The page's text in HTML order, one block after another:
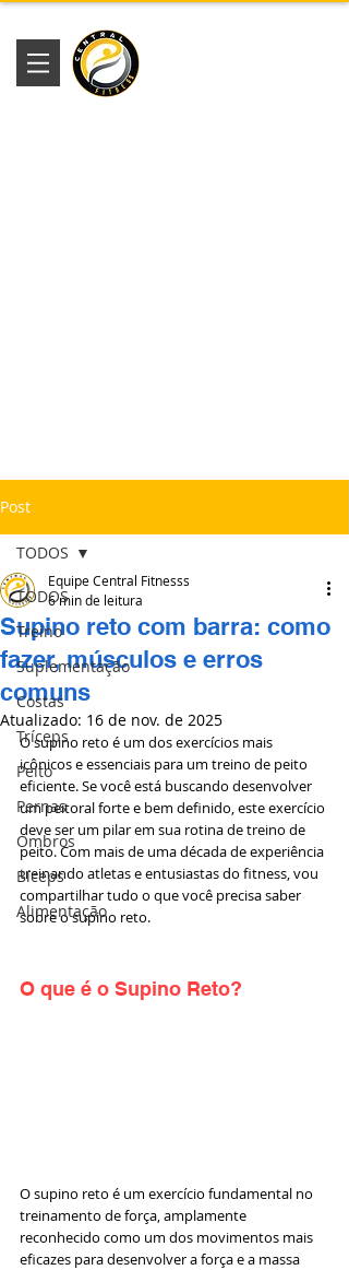
Post
TODOS
Treino
Suplementação
Costas
Tríceps
Peito
Pernas
Ombros
Bíceps
Alimentação
TODOS
Supino reto com barra: como
fazer, músculos e erros
comuns
Equipe Central Fitnesss
6 min de leitura
Atualizado: 16 de nov. de 2025
O supino reto é um dos exercícios mais
icônicos e essenciais para um treino de peito
eficiente. Se você está buscando desenvolver
um peitoral forte e bem definido, este exercício
deve ser um pilar em sua rotina de treino de
peito. Com mais de uma década de experiência
treinando atletas e entusiastas do fitness, vou
compartilhar tudo o que você precisa saber
sobre o supino reto.
O que é o Supino Reto?
O supino reto é um exercício fundamental no
treinamento de força, amplamente
reconhecido como um dos movimentos mais
eficazes para desenvolver a força e a massa